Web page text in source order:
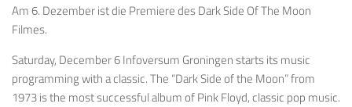
Am 6. Dezember ist die Premiere des Dark Side Of The Moon
Filmes.
Saturday, December 6 Infoversum Groningen starts its music
programming with a classic. The “Dark Side of the Moon” from
1973 is the most successful album of Pink Floyd, classic pop music.